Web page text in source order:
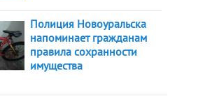
Полиция Новоуральска
напоминает гражданам
правила сохранности
имущества